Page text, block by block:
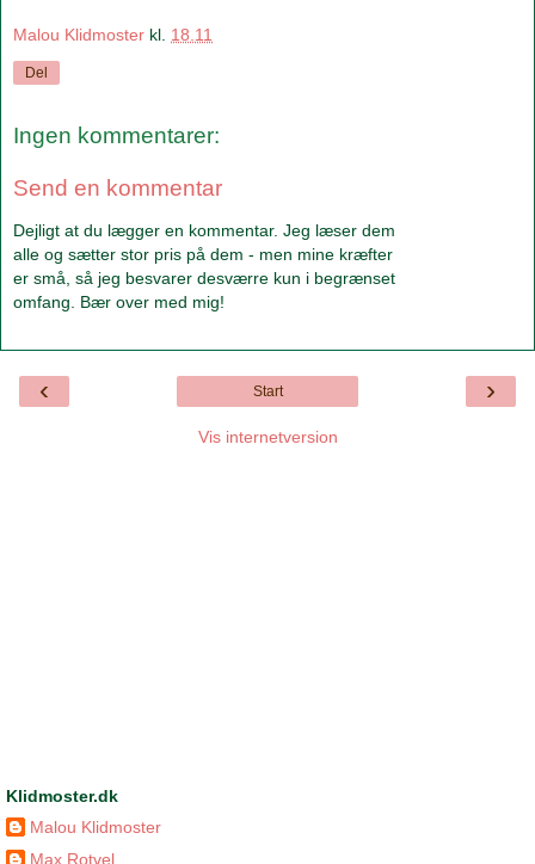
Malou Klidmoster kl. 18.11
Del
Ingen kommentarer:
Send en kommentar
Dejligt at du lægger en kommentar. Jeg læser dem
alle og sætter stor pris på dem - men mine kræfter
er små, så jeg besvarer desværre kun i begrænset
omfang. Bær over med mig!
‹ ›
Start
Vis internetversion
Klidmoster.dk
Malou Klidmoster
Max Rotvel